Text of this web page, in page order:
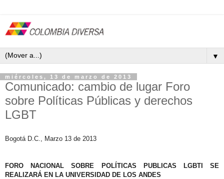
▼
miércoles, 13 de marzo de 2013
Comunicado: cambio de lugar Foro
sobre Políticas Públicas y derechos
LGBT
Bogotá D.C., Marzo 13 de 2013
FORO NACIONAL SOBRE POLÍTICAS PUBLICAS LGBTI SE
REALIZARÁ EN LA UNIVERSIDAD DE LOS ANDES